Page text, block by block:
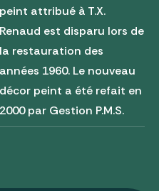
peint attribué à T.X.
Renaud est disparu lors de
la restauration des
années 1960. Le nouveau
décor peint a été refait en
2000 par Gestion P.M.S.